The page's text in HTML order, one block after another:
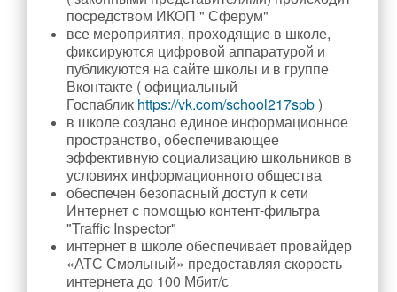
посредством ИКОП " Сферум"
все мероприятия, проходящие в школе,
фиксируются цифровой аппаратурой и
публикуются на сайте школы и в группе
Вконтакте ( официальный
Госпаблик https://vk.com/school217spb)
в школе создано единое информационное
пространство, обеспечивающее
эффективную социализацию школьников в
условиях информационного общества
обеспечен безопасный доступ к сети
Интернет с помощью контент-фильтра
"Traffic Inspector"
интернет в школе обеспечивает провайдер
«АТС Смольный» предоставляя скорость
интернета до 100 Мбит/с